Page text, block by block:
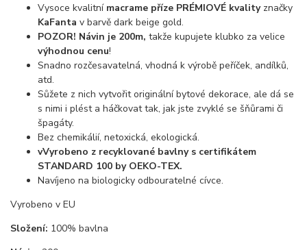
Vysoce kvalitní macrame příze PRÉMIOVÉ kvalityznačky
KaFanta v barvě dark beige gold.
POZOR! Návin je 200m, takže kupujete klubko za velice
výhodnou cenu!
Snadno rozčesavatelná, vhodná k výrobě peříček, andílků,
atd.
Sůžete z nich vytvořit originální bytové dekorace, ale dá se
s nimi i plést a háčkovat tak, jak jste zvyklé se šňůrami či
špagáty.
Bez chemikálií, netoxická, ekologická.
vVyrobeno z recyklované bavlny s certifikátem
STANDARD 100 by OEKO-TEX.
Navíjeno na biologicky odbouratelné cívce.
Vyrobeno v EU
Složení: 100% bavlna